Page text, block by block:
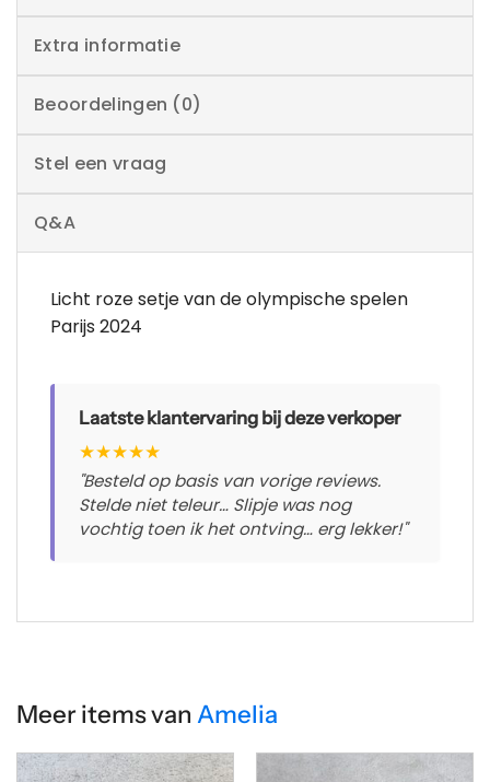
Extra informatie
Beoordelingen (0)
Stel een vraag
Q&A
Licht roze setje van de olympische spelen
Parijs 2024
Laatste klantervaring bij deze verkoper
★★★★★
"Besteld op basis van vorige reviews.
Stelde niet teleur… Slipje was nog
vochtig toen ik het ontving… erg lekker!"
Meer items van Amelia